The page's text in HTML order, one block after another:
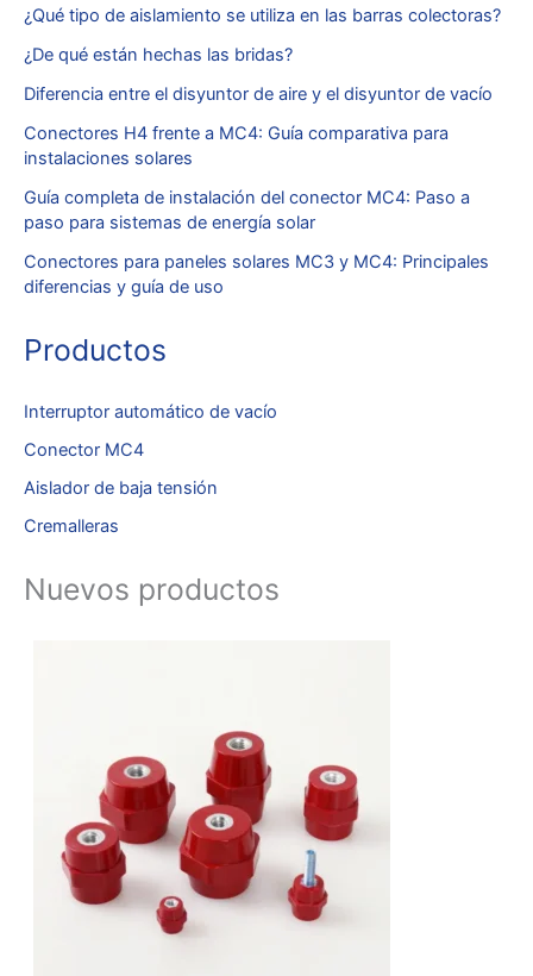
¿Qué tipo de aislamiento se utiliza en las barras colectoras?
¿De qué están hechas las bridas?
Diferencia entre el disyuntor de aire y el disyuntor de vacío
Conectores H4 frente a MC4: Guía comparativa para
instalaciones solares
Guía completa de instalación del conector MC4: Paso a
paso para sistemas de energía solar
Conectores para paneles solares MC3 y MC4: Principales
diferencias y guía de uso
Productos
Interruptor automático de vacío
Conector MC4
Aislador de baja tensión
Cremalleras
Nuevos productos